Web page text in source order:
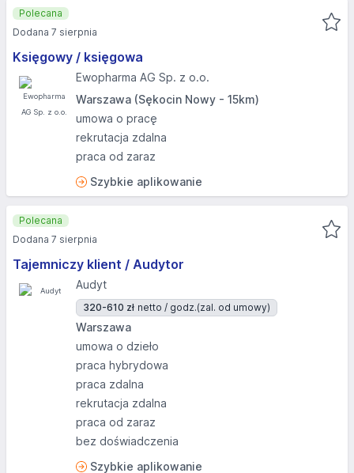
Księgowy / księgowa
Ewopharma AG Sp. z o.o.
Warszawa (Sękocin Nowy - 15km)
umowa o pracę
rekrutacja zdalna
praca od zaraz
Szybkie aplikowanie
Polecana
Dodana 7 sierpnia
Tajemniczy klient / Audytor
Audyt
320-610 zł netto / godz.(zal. od umowy)
Warszawa
umowa o dzieło
praca hybrydowa
praca zdalna
rekrutacja zdalna
praca od zaraz
bez doświadczenia
Szybkie aplikowanie
Polecana
Dodana 7 sierpnia